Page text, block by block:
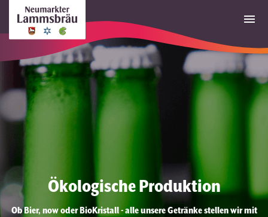
Ökologische Produktion
Ob Bier, now oder BioKristall - alle unsere Getränke stellen wir mit